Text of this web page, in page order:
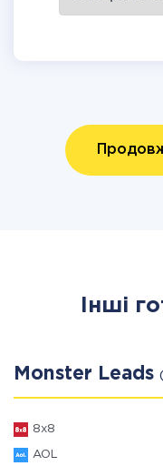
Інші
Monster Leads
8x8
AOL